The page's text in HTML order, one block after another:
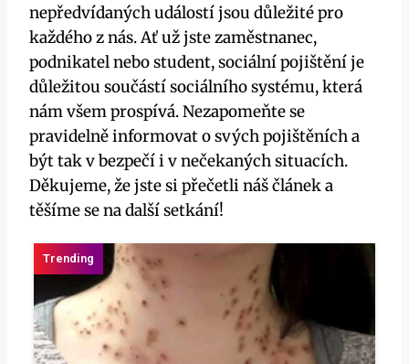
nepředvídaných událostí jsou důležité pro
každého z nás. Ať už jste zaměstnanec,
podnikatel nebo student, sociální pojištění je
důležitou součástí sociálního systému, která
nám všem prospívá. Nezapomeňte se
pravidelně informovat o svých pojištěních a
být tak v bezpečí i v nečekaných situacích.
Děkujeme, že jste si přečetli náš článek a
těšíme se na další setkání!